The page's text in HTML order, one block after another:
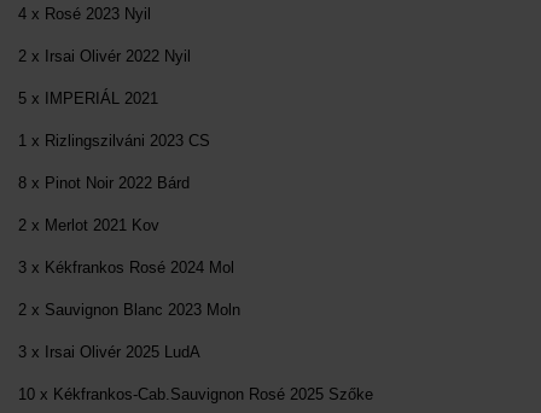
4 x Rosé 2023 Nyil
2 x Irsai Olivér 2022 Nyil
5 x IMPERIÁL 2021
1 x Rizlingszilváni 2023 CS
8 x Pinot Noir 2022 Bárd
2 x Merlot 2021 Kov
3 x Kékfrankos Rosé 2024 Mol
2 x Sauvignon Blanc 2023 Moln
3 x Irsai Olivér 2025 LudA
10 x Kékfrankos-Cab.Sauvignon Rosé 2025 Szőke